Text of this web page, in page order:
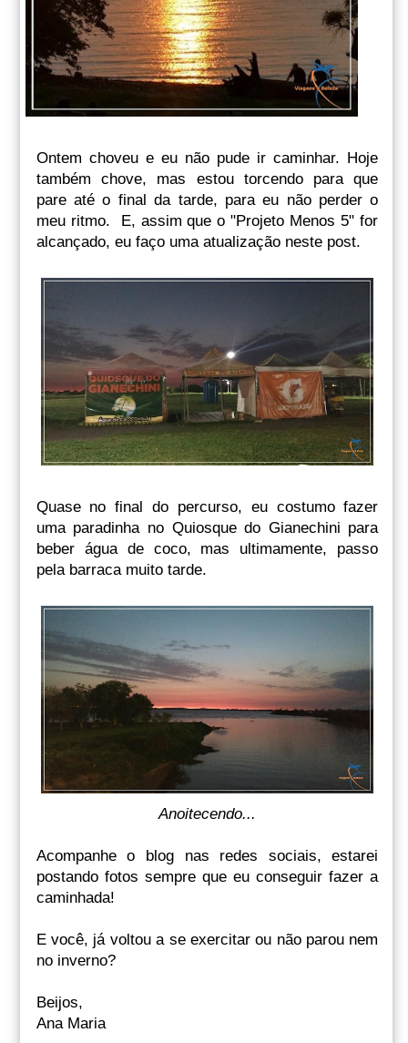
Ontem choveu e eu não pude ir caminhar. Hoje
também chove, mas estou torcendo para que
pare até o final da tarde, para eu não perder o
meu ritmo. E, assim que o "Projeto Menos 5" for
alcançado, eu faço uma atualização neste post.
Quase no final do percurso, eu costumo fazer
uma paradinha no Quiosque do Gianechini para
beber água de coco, mas ultimamente, passo
pela barraca muito tarde.
Anoitecendo...
Acompanhe o blog nas redes sociais, estarei
postando fotos sempre que eu conseguir fazer a
caminhada!
E você, já voltou a se exercitar ou não parou nem
no inverno?
Beijos,
Ana Maria